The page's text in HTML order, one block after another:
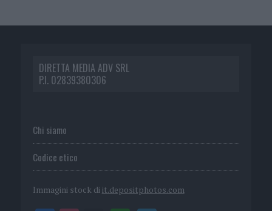
DIRETTA MEDIA ADV SRL
P.I. 02839380306
Chi siamo
Codice etico
Immagini stock di it.depositphotos.com